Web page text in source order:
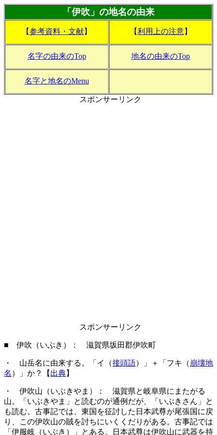
「伊吹」の地名の由来
【参考資料・文献】 【利用上の注意】
名字の由来のTop 地名の由来のTop
名字と地名のMenu
スポンサーリンク
スポンサーリンク
■ 伊吹（いぶき）： 滋賀県坂田郡伊吹町
・ 山岳名に由来する。「イ（接頭語）」＋「フキ（ 崩壊地
名 ）」か？【 出典】
・ 伊吹山（いぶきやま）： 滋賀県と岐阜県にまたがる
山。「いぶきやま」と読むのが通例だが、「いぶきさん」と
も読む。古事記では、東国を征討した日本武尊が尾張国に戻
り、この伊吹山の賊を討ちにいくくだりがある。古事記では
「伊服岐（いぶき）」とある。日本武尊は伊吹山に武器を持